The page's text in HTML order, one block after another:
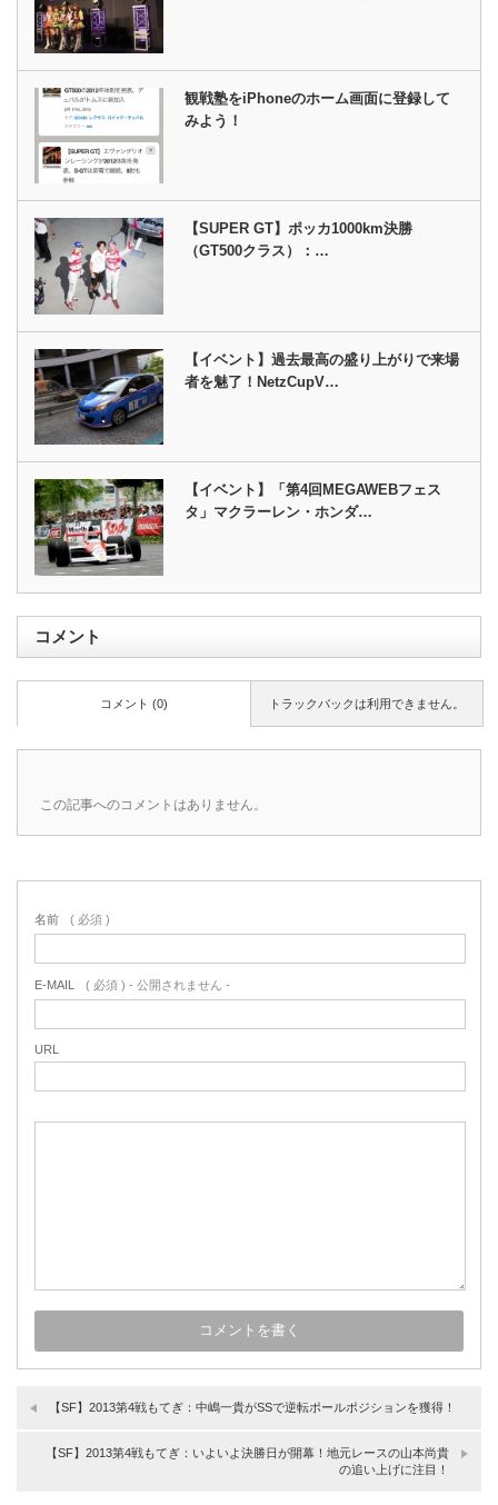
観戦塾をiPhoneのホーム画面に登録して
みよう！
【SUPER GT】ポッカ1000km決勝
（GT500クラス）：…
【イベント】過去最高の盛り上がりで来場
者を魅了！NetzCupV…
【イベント】「第4回MEGAWEBフェス
タ」マクラーレン・ホンダ…
コメント
トラックバックは利用できません。
コメント (0)
この記事へのコメントはありません。
名前 ( 必須 )
E-MAIL ( 必須 ) - 公開されません -
URL
【SF】2013第4戦もてぎ：中嶋一貴がSSで逆転ポールポジションを獲得！
【SF】2013第4戦もてぎ：いよいよ決勝日が開幕！地元レースの山本尚貴
の追い上げに注目！